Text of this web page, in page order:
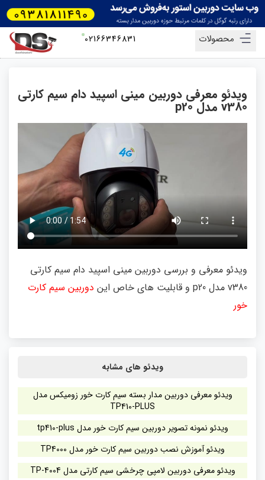
محصولات 02166346831
ویدئو معرفی دوربین مینی اسپید دام سیم کارتی
v380 مدل p20
ویدئو معرفی و بررسی دوربین مینی اسپید دام سیم کارتی
v380 مدل p20 و قابلیت های خاص این
دوربین سیم کارت
خور
ویدئو های مشابه
ویدئو معرفی دوربین مدار بسته سیم کارت خور زومیکس مدل
TP410-PLUS
ویدئو نمونه تصویر دوربین سیم کارت خور مدل tp410-plus
ویدئو آموزش نصب دوربین سیم کارت خور مدل TP4000
ویدئو معرفی دوربین لامپی چرخشی سیم کارتی مدل TP-4004